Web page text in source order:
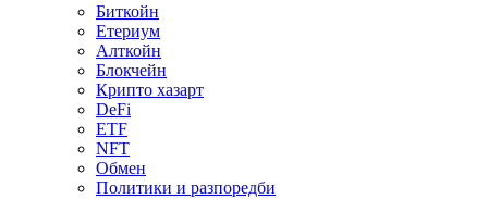
Биткойн
Етериум
Алткойн
Блокчейн
Крипто хазарт
DeFi
ETF
NFT
Обмен
Политики и разпоредби